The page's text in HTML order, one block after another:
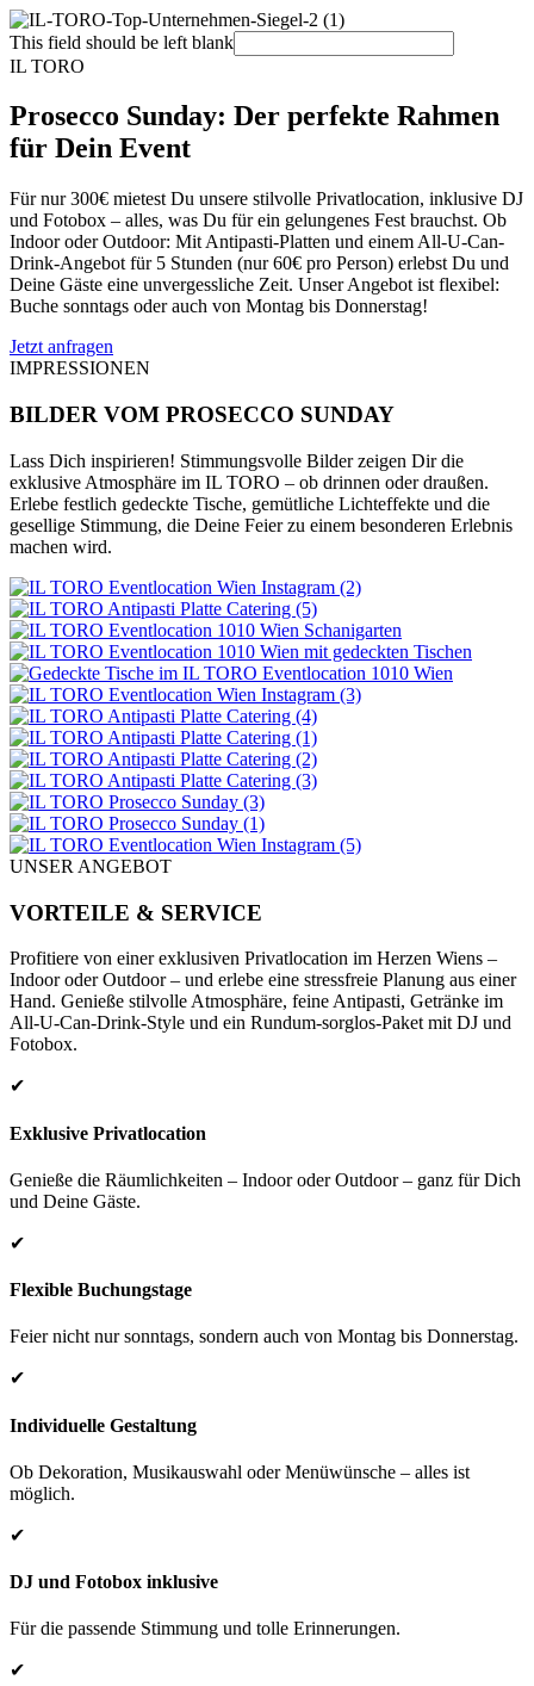
This field should be left blank
IL TORO
Prosecco Sunday: Der perfekte Rahmen
für Dein Event
Für nur 300€ mietest Du unsere stilvolle Privatlocation, inklusive DJ
und Fotobox – alles, was Du für ein gelungenes Fest brauchst. Ob
Indoor oder Outdoor: Mit Antipasti-Platten und einem All-U-Can-
Drink-Angebot für 5 Stunden (nur 60€ pro Person) erlebst Du und
Deine Gäste eine unvergessliche Zeit. Unser Angebot ist flexibel:
Buche sonntags oder auch von Montag bis Donnerstag!
Jetzt anfragen
IMPRESSIONEN
BILDER VOM PROSECCO SUNDAY
Lass Dich inspirieren! Stimmungsvolle Bilder zeigen Dir die
exklusive Atmosphäre im IL TORO – ob drinnen oder draußen.
Erlebe festlich gedeckte Tische, gemütliche Lichteffekte und die
gesellige Stimmung, die Deine Feier zu einem besonderen Erlebnis
machen wird.
UNSER ANGEBOT
VORTEILE & SERVICE
Profitiere von einer exklusiven Privatlocation im Herzen Wiens –
Indoor oder Outdoor – und erlebe eine stressfreie Planung aus einer
Hand. Genieße stilvolle Atmosphäre, feine Antipasti, Getränke im
All-U-Can-Drink-Style und ein Rundum-sorglos-Paket mit DJ und
Fotobox.
✔
Exklusive Privatlocation
Genieße die Räumlichkeiten – Indoor oder Outdoor – ganz für Dich
und Deine Gäste.
✔
Flexible Buchungstage
Feier nicht nur sonntags, sondern auch von Montag bis Donnerstag.
✔
Individuelle Gestaltung
Ob Dekoration, Musikauswahl oder Menüwünsche – alles ist
möglich.
✔
DJ und Fotobox inklusive
Für die passende Stimmung und tolle Erinnerungen.
✔